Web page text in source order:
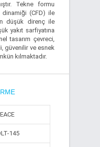
Tekne formu
dinamiği (CFD) ile
düşük direnç ile
yakıt sarfiyatına
tasarım çevreci,
güvenilir ve esnek
kılmaktadır.
145